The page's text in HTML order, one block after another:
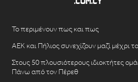
Το περιμένουν πως και πως
ΑΕΚ και Πήλιος συνεχίζουν μαζί μέχρι
Στους 50 πλουσιότερους ιδιοκτήτες
Πάνω από τον Πέρεθ